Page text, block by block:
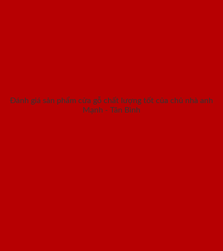
Đánh giá sản phẩm cửa gỗ chất lượng tốt của chủ nhà anh
Mạnh - Tân Bình